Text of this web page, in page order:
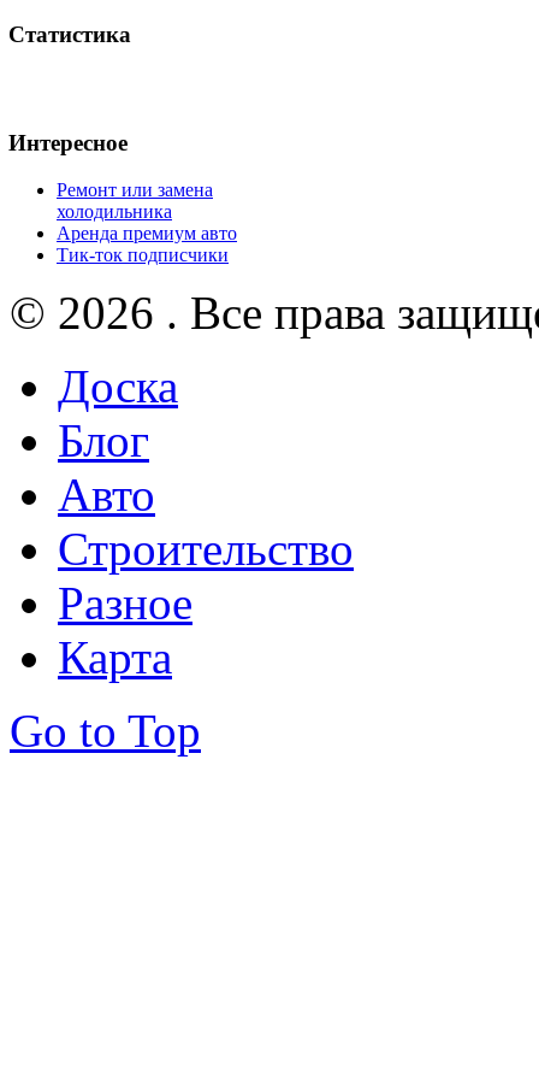
Статистика
Интересное
Ремонт или замена
холодильника
Аренда премиум авто
Тик-ток подписчики
© 2026 . Все права
Доска
Блог
Авто
Строительство
Разное
Карта
Go to Top